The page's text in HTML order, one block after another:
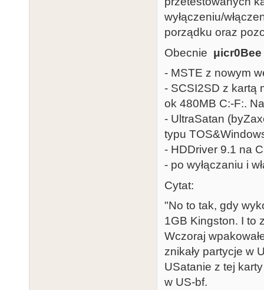
wyłączeniu/
porządku oraz
Obecnie μicr0Bee
- MSTE z nowym
- SCSI2SD z kartą
ok 480MB C:-F:.
- UltraSatan
typu
- HDDriver 9.1 na
- po wyłączaniu i
Cytat:
"No to tak, gdy
1GB Kingston. I to
Wczoraj
znikały partycje w
USatanie z tej
w US-bf.